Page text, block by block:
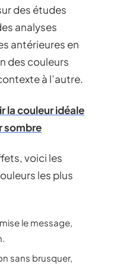
des études
analyses
antérieures en
des couleurs
à l’autre.
la couleur idéale
sombre
voici les
les plus
le message,
sans brusquer,